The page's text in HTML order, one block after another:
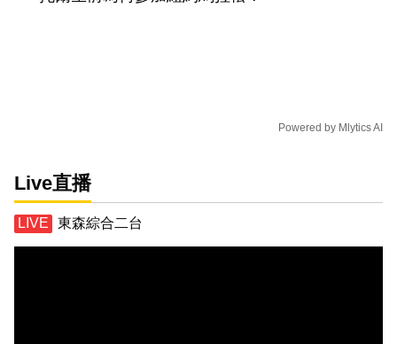
Powered by Mlytics AI
Live直播
東森綜合二台